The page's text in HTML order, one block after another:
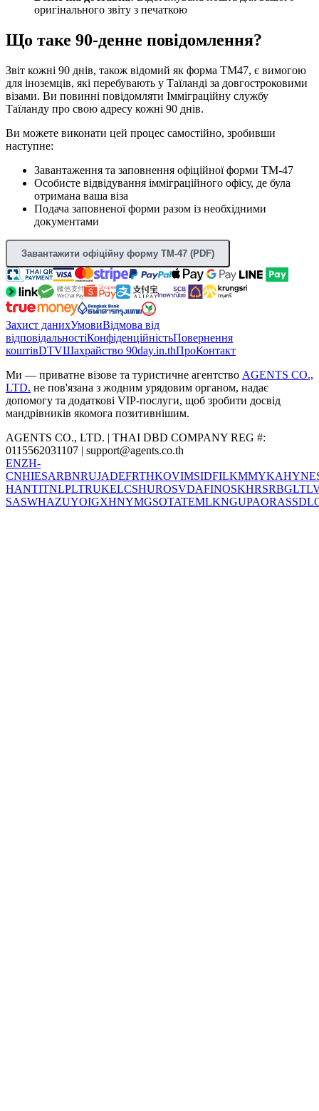
оригінального звіту з печаткою
Що таке 90-денне повідомлення?
Звіт кожні 90 днів, також відомий як форма TM47, є вимогою
для іноземців, які перебувають у Таїланді за довгостроковими
візами. Ви повинні повідомляти Імміграційну службу
Таїланду про свою адресу кожні 90 днів.
Ви можете виконати цей процес самостійно, зробивши
наступне:
Завантаження та заповнення офіційної форми TM-47
Особисте відвідування імміграційного офісу, де була
отримана ваша віза
Подача заповненої форми разом із необхідними
документами
Завантажити офіційну форму TM-47 (PDF)
Захист данихУмовиВідмова від
відповідальностіКонфіденційністьПовернення
коштівDTVШахрайство 90day.in.thПроКонтакт
Ми — приватне візове та туристичне агентство AGENTS CO.,
LTD. не пов'язана з жодним урядовим органом, надає
допомогу та додаткові VIP-послуги, щоб зробити досвід
мандрівників якомога позитивнішим.
AGENTS CO., LTD. | THAI DBD COMPANY REG #:
0115562031107 | support@agents.co.th
ENZH-
CNHIESARBNRUJADEFRTHKOVIMSIDFILKMMYKAHYNE
HANTITNLPLTRUKELCSHUROSVDAFINOSKHRSRBGLT
SASWHAZUYOIGXHNYMGSOTATEMLKNGUPAORASSD